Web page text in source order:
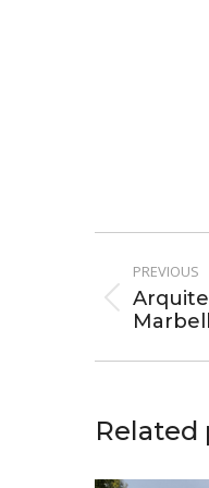
PREVIOUS
Previous
Related